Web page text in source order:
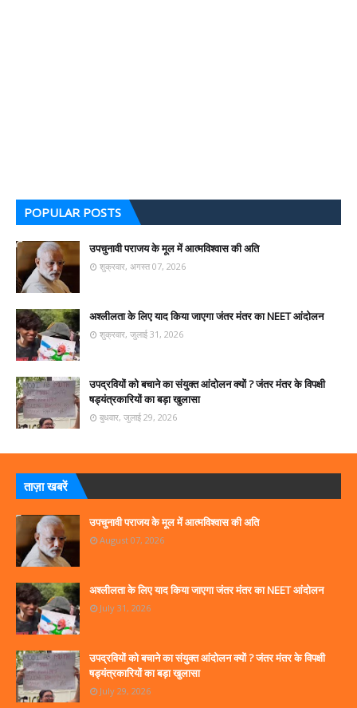
POPULAR POSTS
उपचुनावी पराजय के मूल में आत्मविश्वास की अति
शुक्रवार, अगस्त 07, 2026
अश्लीलता के लिए याद किया जाएगा जंतर मंतर का NEET आंदोलन
शुक्रवार, जुलाई 31, 2026
उपद्रवियों को बचाने का संयुक्त आंदोलन क्यों ? जंतर मंतर के विपक्षी
षड्यंत्रकारियों का बड़ा खुलासा
बुधवार, जुलाई 29, 2026
ताज़ा खबरें
उपचुनावी पराजय के मूल में आत्मविश्वास की अति
August 07, 2026
अश्लीलता के लिए याद किया जाएगा जंतर मंतर का NEET आंदोलन
July 31, 2026
उपद्रवियों को बचाने का संयुक्त आंदोलन क्यों ? जंतर मंतर के विपक्षी
षड्यंत्रकारियों का बड़ा खुलासा
July 29, 2026